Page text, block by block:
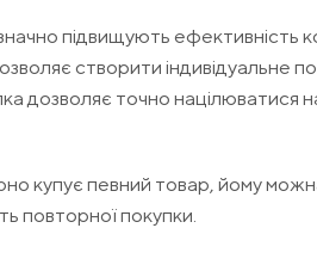
підвищують ефективність
створити індивідуальне
дозволяє точно націлюватися
купує певний товар, йому
повторної покупки.